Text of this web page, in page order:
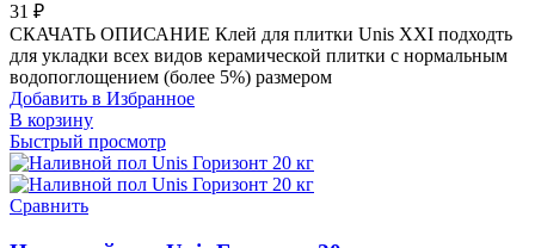
31 ₽
СКАЧАТЬ ОПИСАНИЕ Клей для плитки Unis XXI подходть
для укладки всех видов керамической плитки с нормальным
водопоглощением (более 5%) размером
Добавить в Избранное
В корзину
Быстрый просмотр
Сравнить